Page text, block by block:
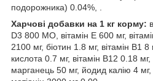
подорожника) 0.04%, .
Харчові добавки на 1 кг корму:
D3 800 МО, вітамін Е 600 мг,
2100 мг, біотин 1.8 мг, вітамін В1
кислота 0.7 мг, вітамін В12 0.18
марганець 50 мг, йодид калію 4